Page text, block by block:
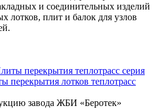
и соединительных изделий
лотков, плит и балок для узлов
перекрытия теплотрасс серия
перекрытия лотков теплотрасс
завода ЖБИ «Беротек»